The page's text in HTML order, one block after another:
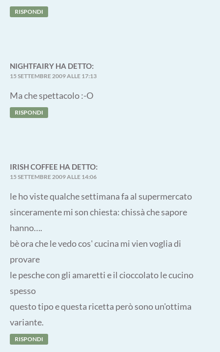
RISPONDI
NIGHTFAIRY HA DETTO:
15 SETTEMBRE 2009 ALLE 17:13
Ma che spettacolo :-O
RISPONDI
IRISH COFFEE HA DETTO:
15 SETTEMBRE 2009 ALLE 14:06
le ho viste qualche settimana fa al supermercato
sinceramente mi son chiesta: chissà che sapore
hanno….
bè ora che le vedo cos' cucina mi vien voglia di
provare
le pesche con gli amaretti e il cioccolato le cucino
spesso
questo tipo e questa ricetta però sono un'ottima
variante.
RISPONDI